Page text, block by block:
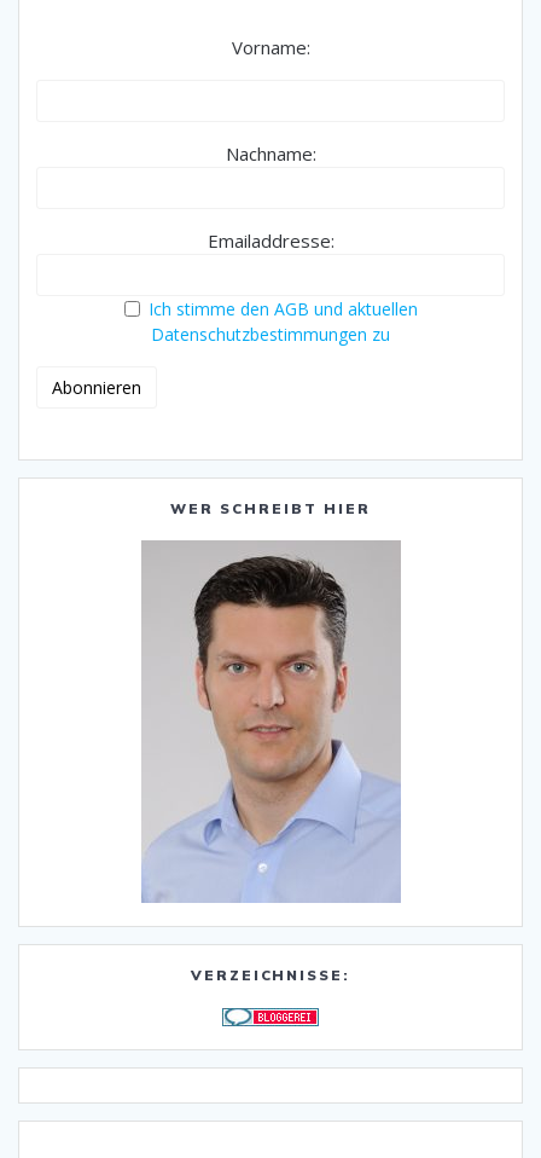
Vorname:
Nachname:
Emailaddresse:
Ich stimme den AGB und aktuellen
Datenschutzbestimmungen zu
WER SCHREIBT HIER
VERZEICHNISSE: